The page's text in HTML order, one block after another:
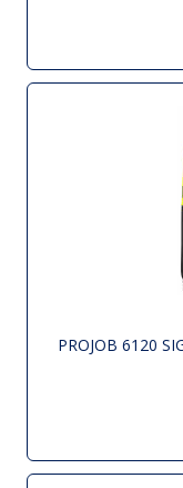
PROJOB 6120